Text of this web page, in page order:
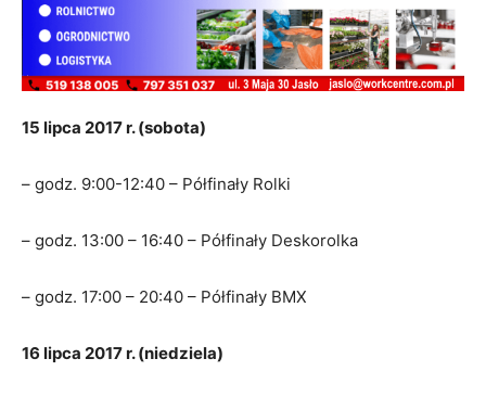
15 lipca 2017 r. (sobota)
– godz. 9:00-12:40 – Półfinały Rolki
– godz. 13:00 – 16:40 – Półfinały Deskorolka
– godz. 17:00 – 20:40 – Półfinały BMX
16 lipca 2017 r. (niedziela)